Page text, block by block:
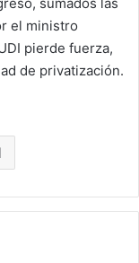
el ministro
pierde fuerza,
de privatización.